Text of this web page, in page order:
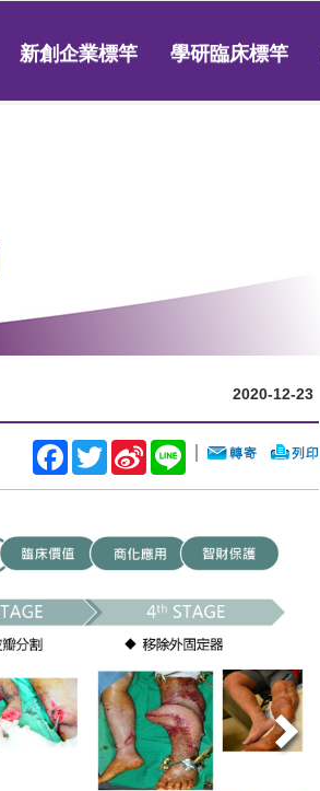
新創企業標竿 學研臨床標竿
2020-12-23
Facebook
TwitterSina
Weibo
Line